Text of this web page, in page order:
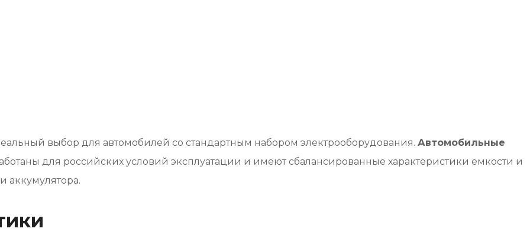
выбор для автомобилей со стандартным набором электрооборудования. Автомобильные
для российских условий эксплуатации и имеют сбалансированные характеристики емкости и
аккумулятора.